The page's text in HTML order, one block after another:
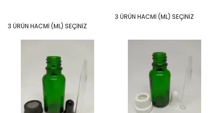
3 ÜRÜN HACMİ (ML) SEÇİNİZ
3 ÜRÜN HACMİ (ML) SEÇİNİZ